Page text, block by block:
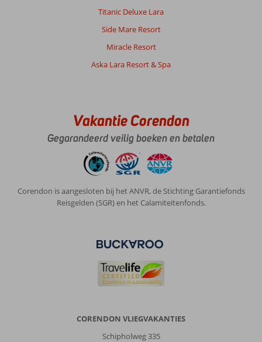
Titanic Deluxe Lara
Side Mare Resort
Miracle Resort
Aska Lara Resort & Spa
Vakantie Corendon
Gegarandeerd veilig boeken en betalen
Corendon is aangesloten bij het ANVR, de Stichting Garantiefonds
Reisgelden (SGR) en het Calamiteitenfonds.
CORENDON VLIEGVAKANTIES
Schipholweg 335